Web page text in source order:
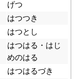
げつ
はつつき
はつとし
はつはる・はじ
めのはる
はつはるづき